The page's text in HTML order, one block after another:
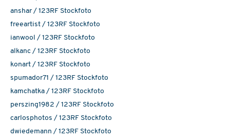
anshar / 123RF Stockfoto
freeartist / 123RF Stockfoto
ianwool / 123RF Stockfoto
alkanc / 123RF Stockfoto
konart / 123RF Stockfoto
spumador71 / 123RF Stockfoto
kamchatka / 123RF Stockfoto
perszing1982 / 123RF Stockfoto
carlosphotos / 123RF Stockfoto
dwiedemann / 123RF Stockfoto